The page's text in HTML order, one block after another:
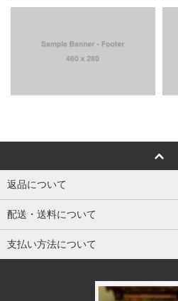
返品について
配送・送料について
支払い方法について